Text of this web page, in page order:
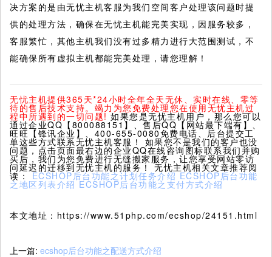
决方案的是由无忧主机客服为我们空间客户处理该问题时提
供的处理方法，确保在无忧主机能完美实现，因服务较多，
客服繁忙，其他主机我们没有过多精力进行大范围测试，不
能确保所有虚拟主机都能完美处理，请您理解！
无忧主机提供365天*24小时全年全天无休、实时在线、零等
待的售后技术支持。竭力为您免费处理您在使用无忧主机过
程中所遇到的一切问题!如果您是无忧主机用户，那么您可以
通过企业QQ【800088151】、售后QQ【网站最下端有】、
旺旺【锋讯企业】、400-655-0080免费电话、后台提交工
单这些方式联系无忧主机客服！ 如果您不是我们的客户也没
问题，点击页面最右边的企业QQ在线咨询图标联系我们并购
买后，我们为您免费进行无缝搬家服务，让您享受网站零访
问延迟的迁移到无忧主机的服务！ 无忧主机相关文章推荐阅
读：ECSHOP后台功能之计划任务介绍 ECSHOP后台功能
之地区列表介绍 ECSHOP后台功能之支付方式介绍
本文地址：https://www.51php.com/ecshop/24151.html
上一篇: ecshop后台功能之配送方式介绍